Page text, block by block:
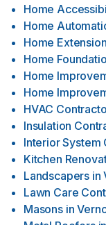
Home
Home
Home
Home
Home
Home
HVAC
Insulation
Interior System
Kitchen
Landscapers in
Lawn Care
Masons in